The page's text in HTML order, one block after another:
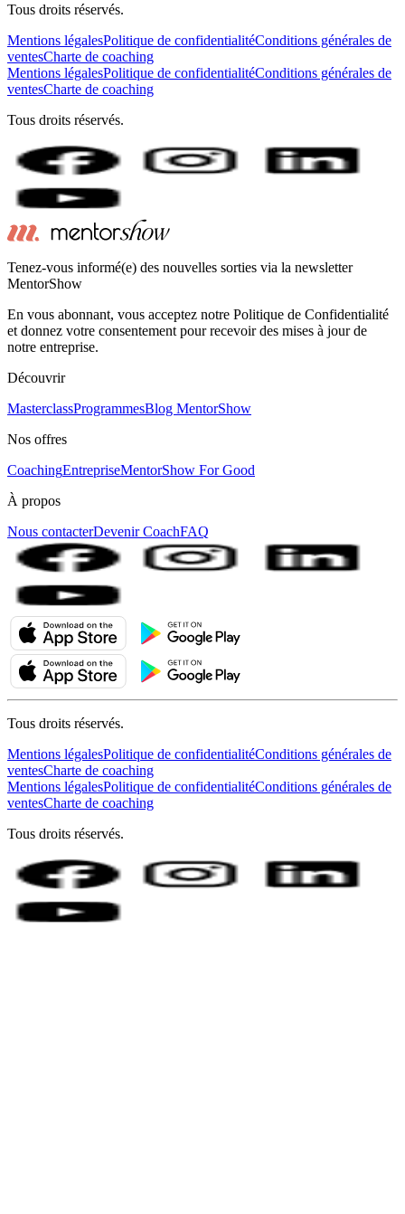
Tous droits réservés.
Mentions légalesPolitique de confidentialitéConditions générales de
ventesCharte de coaching
Mentions légalesPolitique de confidentialitéConditions générales de
ventesCharte de coaching
Tous droits réservés.
Tenez-vous informé(e) des nouvelles sorties via la newsletter
MentorShow
En vous abonnant, vous acceptez notre Politique de Confidentialité
et donnez votre consentement pour recevoir des mises à jour de
notre entreprise.
Découvrir
MasterclassProgrammesBlog MentorShow
Nos offres
CoachingEntrepriseMentorShow For Good
À propos
Nous contacterDevenir CoachFAQ
Tous droits réservés.
Mentions légalesPolitique de confidentialitéConditions générales de
ventesCharte de coaching
Mentions légalesPolitique de confidentialitéConditions générales de
ventesCharte de coaching
Tous droits réservés.